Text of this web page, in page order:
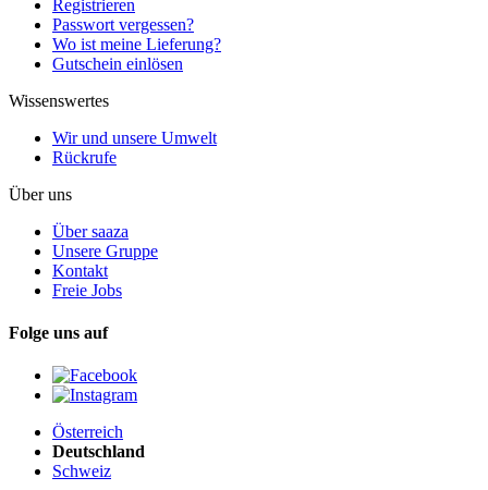
Registrieren
Passwort vergessen?
Wo ist meine Lieferung?
Gutschein einlösen
Wissenswertes
Wir und unsere Umwelt
Rückrufe
Über uns
Über saaza
Unsere Gruppe
Kontakt
Freie Jobs
Folge uns auf
Österreich
Deutschland
Schweiz